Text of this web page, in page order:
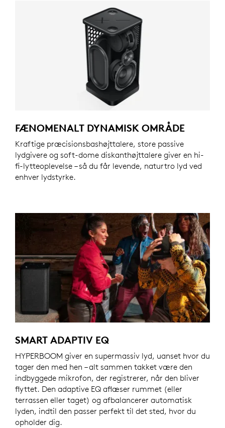
FÆNOMENALT DYNAMISK OMRÅDE
Kraftige præcisionsbashøjttalere, store passive
lydgivere og soft-dome diskanthøjttalere giver en hi-
fi-lytteoplevelse – så du får levende, naturtro lyd ved
enhver lydstyrke.
SMART ADAPTIV EQ
HYPERBOOM giver en supermassiv lyd, uanset hvor du
tager den med hen – alt sammen takket være den
indbyggede mikrofon, der registrerer, når den bliver
flyttet. Den adaptive EQ aflæser rummet (eller
terrassen eller taget) og afbalancerer automatisk
lyden, indtil den passer perfekt til det sted, hvor du
opholder dig.